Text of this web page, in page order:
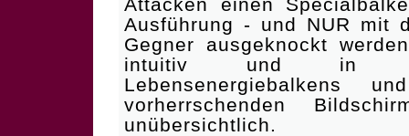
Ausführung - und NUR mit
Gegner ausgeknockt
intuitiv und in
Lebensenergiebalkens
vorherrschenden
unübersichtlich.